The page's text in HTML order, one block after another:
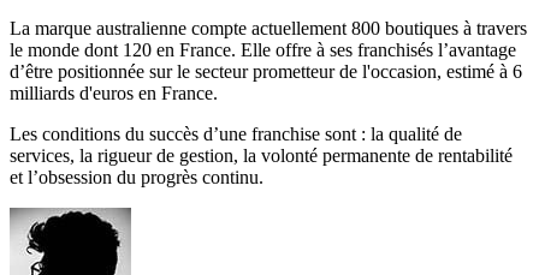
La marque australienne compte actuellement 800 boutiques à travers
le monde dont 120 en France. Elle offre à ses franchisés l’avantage
d’être positionnée sur le secteur prometteur de l'occasion, estimé à 6
milliards d'euros en France.
Les conditions du succès d’une franchise sont : la qualité de
services, la rigueur de gestion, la volonté permanente de rentabilité
et l’obsession du progrès continu.